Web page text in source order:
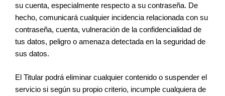
su cuenta, especialmente respecto a su contraseña. De
hecho, comunicará cualquier incidencia relacionada con su
contraseña, cuenta, vulneración de la confidencialidad de
tus datos, peligro o amenaza detectada en la seguridad de
sus datos.
El Titular podrá eliminar cualquier contenido o suspender el
servicio si según su propio criterio, incumple cualquiera de